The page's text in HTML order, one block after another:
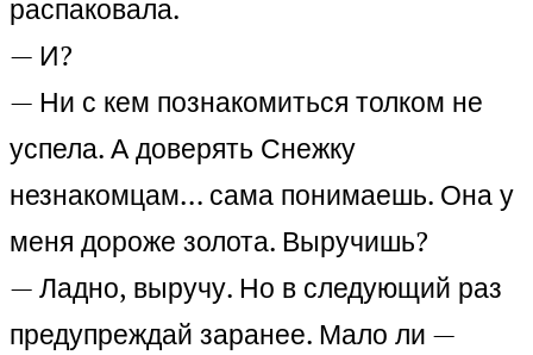
распаковала.
— И?
— Ни с кем познакомиться толком не
успела. А доверять Снежку
незнакомцам… сама понимаешь. Она у
меня дороже золота. Выручишь?
— Ладно, выручу. Но в следующий раз
предупреждай заранее. Мало ли —